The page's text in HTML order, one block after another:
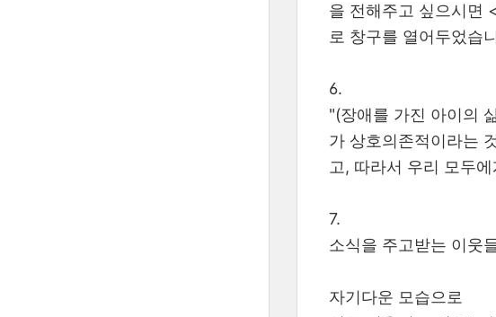
을 전해주고 싶으시면
로 창구를 열어두었습
6.
"(장애를 가진 아이의
가 상호의존적이라는
고, 따라서 우리 모두
7.
소식을 주고받는 이웃
자기다운 모습으로